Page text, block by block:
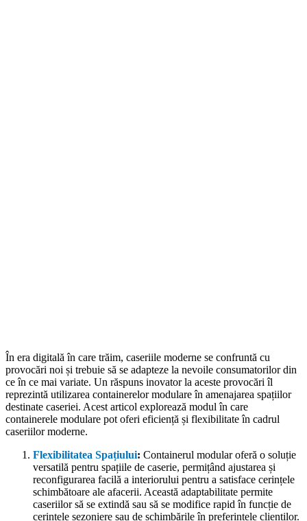
În era digitală în care trăim, caseriile moderne se confruntă cu
provocări noi și trebuie să se adapteze la nevoile consumatorilor din
ce în ce mai variate. Un răspuns inovator la aceste provocări îl
reprezintă utilizarea containerelor modulare în amenajarea spațiilor
destinate caseriei. Acest articol explorează modul în care
containerele modulare pot oferi eficiență și flexibilitate în cadrul
caseriilor moderne.
Flexibilitatea Spațiului: Containerul modular oferă o soluție
versatilă pentru spațiile de caserie, permițând ajustarea și
reconfigurarea facilă a interiorului pentru a satisface cerințele
schimbătoare ale afacerii. Această adaptabilitate permite
caseriilor să se extindă sau să se modifice rapid în funcție de
cerințele sezoniere sau de schimbările în preferințele clienților.